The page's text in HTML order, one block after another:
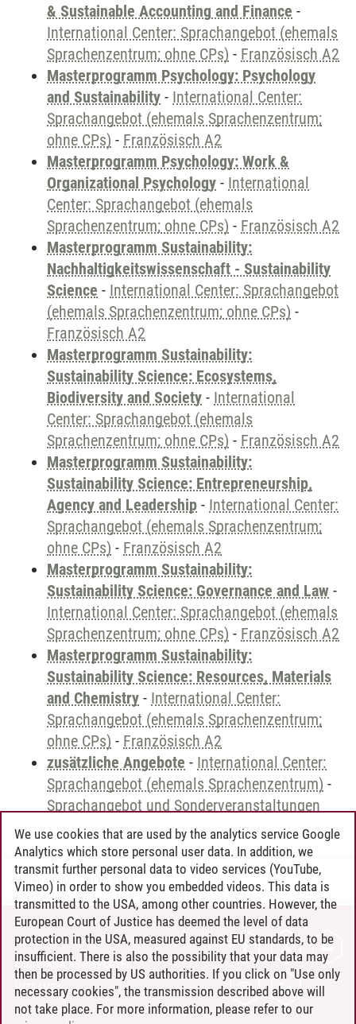
& Sustainable Accounting and Finance -
International Center: Sprachangebot (ehemals
Sprachenzentrum; ohne CPs) - Französisch A2
Masterprogramm Psychology: Psychology
and Sustainability - International Center:
Sprachangebot (ehemals Sprachenzentrum;
ohne CPs) - Französisch A2
Masterprogramm Psychology: Work &
Organizational Psychology - International
Center: Sprachangebot (ehemals
Sprachenzentrum; ohne CPs) - Französisch A2
Masterprogramm Sustainability:
Nachhaltigkeitswissenschaft - Sustainability
Science - International Center: Sprachangebot
(ehemals Sprachenzentrum; ohne CPs) -
Französisch A2
Masterprogramm Sustainability:
Sustainability Science: Ecosystems,
Biodiversity and Society - International
Center: Sprachangebot (ehemals
Sprachenzentrum; ohne CPs) - Französisch A2
Masterprogramm Sustainability:
Sustainability Science: Entrepreneurship,
Agency and Leadership - International Center:
Sprachangebot (ehemals Sprachenzentrum;
ohne CPs) - Französisch A2
Masterprogramm Sustainability:
Sustainability Science: Governance and Law -
International Center: Sprachangebot (ehemals
Sprachenzentrum; ohne CPs) - Französisch A2
Masterprogramm Sustainability:
Sustainability Science: Resources, Materials
and Chemistry - International Center:
Sprachangebot (ehemals Sprachenzentrum;
ohne CPs) - Französisch A2
zusätzliche Angebote - International Center:
Sprachangebot (ehemals Sprachenzentrum) -
Sprachangebot und Sonderveranstaltungen
Andreea Tribel 30.06.2024
CONTACT
LEUPHANA AS EMPLOYER
INTRANET
SITE NOTICE
We use cookies that are used by the analytics service Google
Analytics which store personal user data. In addition, we
transmit further personal data to video services (YouTube,
Vimeo) in order to show you embedded videos. This data is
transmitted to the USA, among other countries. However, the
European Court of Justice has deemed the level of data
protection in the USA, measured against EU standards, to be
insufficient. There is also the possibility that your data may
then be processed by US authorities. If you click on "Use only
necessary cookies", the transmission described above will
not take place. For more information, please refer to our